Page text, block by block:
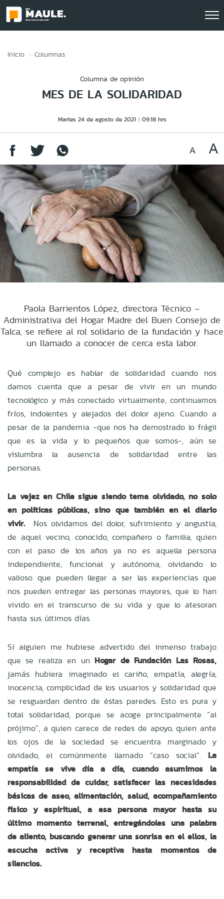
Inicio Columnas
Columna de opinión
MES DE LA SOLIDARIDAD
Martes 24 de agosto de 2021 09:18 hrs
Paola Barrientos López, directora Técnico –
Administrativa del Hogar Madre del Buen Consejo de
Talca, se refiere al rol solidario de la fundación y hace
un llamado a conocer de cerca esta labor.
Qué complejo es hablar de solidaridad cuando nos
damos cuenta que a pesar de vivir en un mundo
tecnológico y más conectado virtualmente, continuamos
fríos, indolentes y alejados del dolor ajeno. Cuando a
pesar de la pandemia -que nos ha demostrado lo frágil
que es la vida y lo pequeños que somos-, aún se
vislumbra la ausencia de solidaridad entre las
personas.
La vejez en Chile sigue siendo tema olvidado, no solo
en políticas públicas, sino que también en el diario
vivir.
Nos olvidamos del dolor, sufrimiento y angustia,
de aquel vecino, conocido, compañero o familia, quien
con el paso de los años ya no es aquella persona
independiente, funcional y autónoma, olvidando lo
valioso que pueden llegar a ser las experiencias que
nos pueden entregar las personas mayores, que lo han
vivido en el transcurso de su vida y que lo atesoran
hasta sus últimos días.
Si alguien me hubiese advertido del inmenso trabajo
que se realiza en un Hogar de Fundación Las Rosas,
jamás hubiera imaginado el cariño, empatía, alegría,
inocencia, complicidad de los usuarios y solidaridad que
se resguardan dentro de éstas paredes. Esto es pura y
total solidaridad, porque se acoge principalmente “al
prójimo”, a quien carece de redes de apoyo, quien ante
los ojos de la sociedad se encuentra marginado y
olvidado, el comúnmente llamado “caso social”. La
empatía se vive día a día, cuando asumimos la
responsabilidad de cuidar, satisfacer las necesidades
básicas de aseo, alimentación, salud, acompañamiento
físico y espiritual, a esa persona mayor hasta su
último momento terrenal, entregándoles una palabra
de aliento, buscando generar una sonrisa en el ellos, la
escucha activa y receptiva hasta momentos de
silencios.